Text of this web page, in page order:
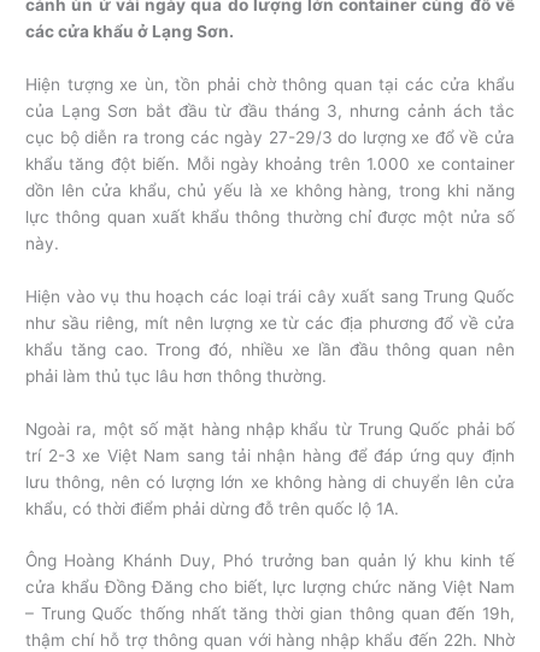
cảnh ùn ứ vài ngày qua do lượng lớn container cùng đổ về
các cửa khẩu ở Lạng Sơn.
Hiện tượng xe ùn, tồn phải chờ thông quan tại các cửa khẩu
của Lạng Sơn bắt đầu từ đầu tháng 3, nhưng cảnh ách tắc
cục bộ diễn ra trong các ngày 27-29/3 do lượng xe đổ về cửa
khẩu tăng đột biến. Mỗi ngày khoảng trên 1.000 xe container
dồn lên cửa khẩu, chủ yếu là xe không hàng, trong khi năng
lực thông quan xuất khẩu thông thường chỉ được một nửa số
này.
Hiện vào vụ thu hoạch các loại trái cây xuất sang Trung Quốc
như sầu riêng, mít nên lượng xe từ các địa phương đổ về cửa
khẩu tăng cao. Trong đó, nhiều xe lần đầu thông quan nên
phải làm thủ tục lâu hơn thông thường.
Ngoài ra, một số mặt hàng nhập khẩu từ Trung Quốc phải bố
trí 2-3 xe Việt Nam sang tải nhận hàng để đáp ứng quy định
lưu thông, nên có lượng lớn xe không hàng di chuyển lên cửa
khẩu, có thời điểm phải dừng đỗ trên quốc lộ 1A.
Ông Hoàng Khánh Duy, Phó trưởng ban quản lý khu kinh tế
cửa khẩu Đồng Đăng cho biết, lực lượng chức năng Việt Nam
– Trung Quốc thống nhất tăng thời gian thông quan đến 19h,
thậm chí hỗ trợ thông quan với hàng nhập khẩu đến 22h. Nhờ